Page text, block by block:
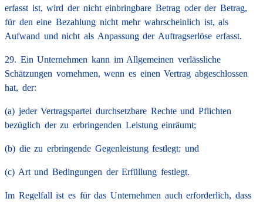
erfasst ist, wird der nicht einbringbare Betrag oder der Betrag,
für den eine Bezahlung nicht mehr wahrscheinlich ist, als
Aufwand und nicht als Anpassung der Auftragserlöse erfasst.
29. Ein Unternehmen kann im Allgemeinen verlässliche
Schätzungen vornehmen, wenn es einen Vertrag abgeschlossen
hat, der:
(a) jeder Vertragspartei durchsetzbare Rechte und Pflichten
bezüglich der zu erbringenden Leistung einräumt;
(b) die zu erbringende Gegenleistung festlegt; und
(c) Art und Bedingungen der Erfüllung festlegt.
Im Regelfall ist es für das Unternehmen auch erforderlich, dass